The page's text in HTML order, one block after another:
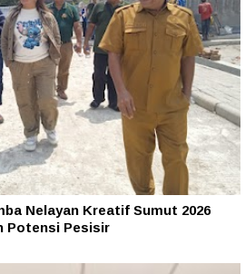
Nelayan Kreatif Sumut 2026
Potensi Pesisir